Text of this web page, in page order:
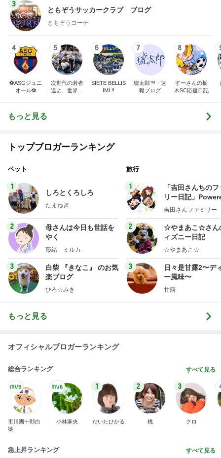
3
ともぞうサッカークラブ ブログ
ともぞうコーチ
4
⚽️ASGジュニ
オール⚽️
5
次世代の若者
達よ、世界を
6
SIETE BELLIS
IMI !!
7
琥太郎™️・速
報ブログ
8
すーさんの栃
木SC応援日記
もっと見る
トップブロガーランキング
ペット
1
しろとくろしろ
たまねぎ
2
母さんは今日も世話を
やく
藤緒 ミルカ
3
白柴 『きなこ』 のお気
楽ブログ
ひろ☆みき
旅行
1
「吉田さんちの
リー日記」
y Ameba 吉田さ
ログ
吉田さんファミリー
2
☆やまあこ☆さん
ィズニー日記
☆やまあこ☆
3
日々是甘露2〜デ
ー風味〜
甘露
もっと見る
オフィシャルブロガーランキング
総合ランキング すべて見る
市川團十郎白
猿
小林麻央
1
だいたひかる
2
桃
3
クロ
急上昇ランキング すべて見る